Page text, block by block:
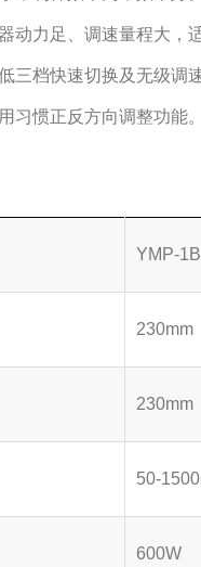
动力足、调速量程大，
三档快速切换及无级调
习惯正反方向调整功能。
YMP-1B
230mm
230mm
50-
600W